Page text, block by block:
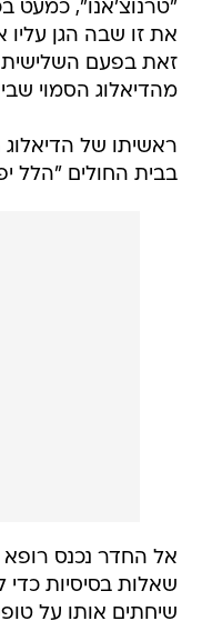
"טרנוצ'אנו", כמעט
את זו שבה הגן עליו
זאת בפעם
מהדיאלוג הסמוי
ראשיתו של
בבית החולים "הלל
אל החדר נכנס
שאלות בסיסיות כדי
שיחתים אותו על